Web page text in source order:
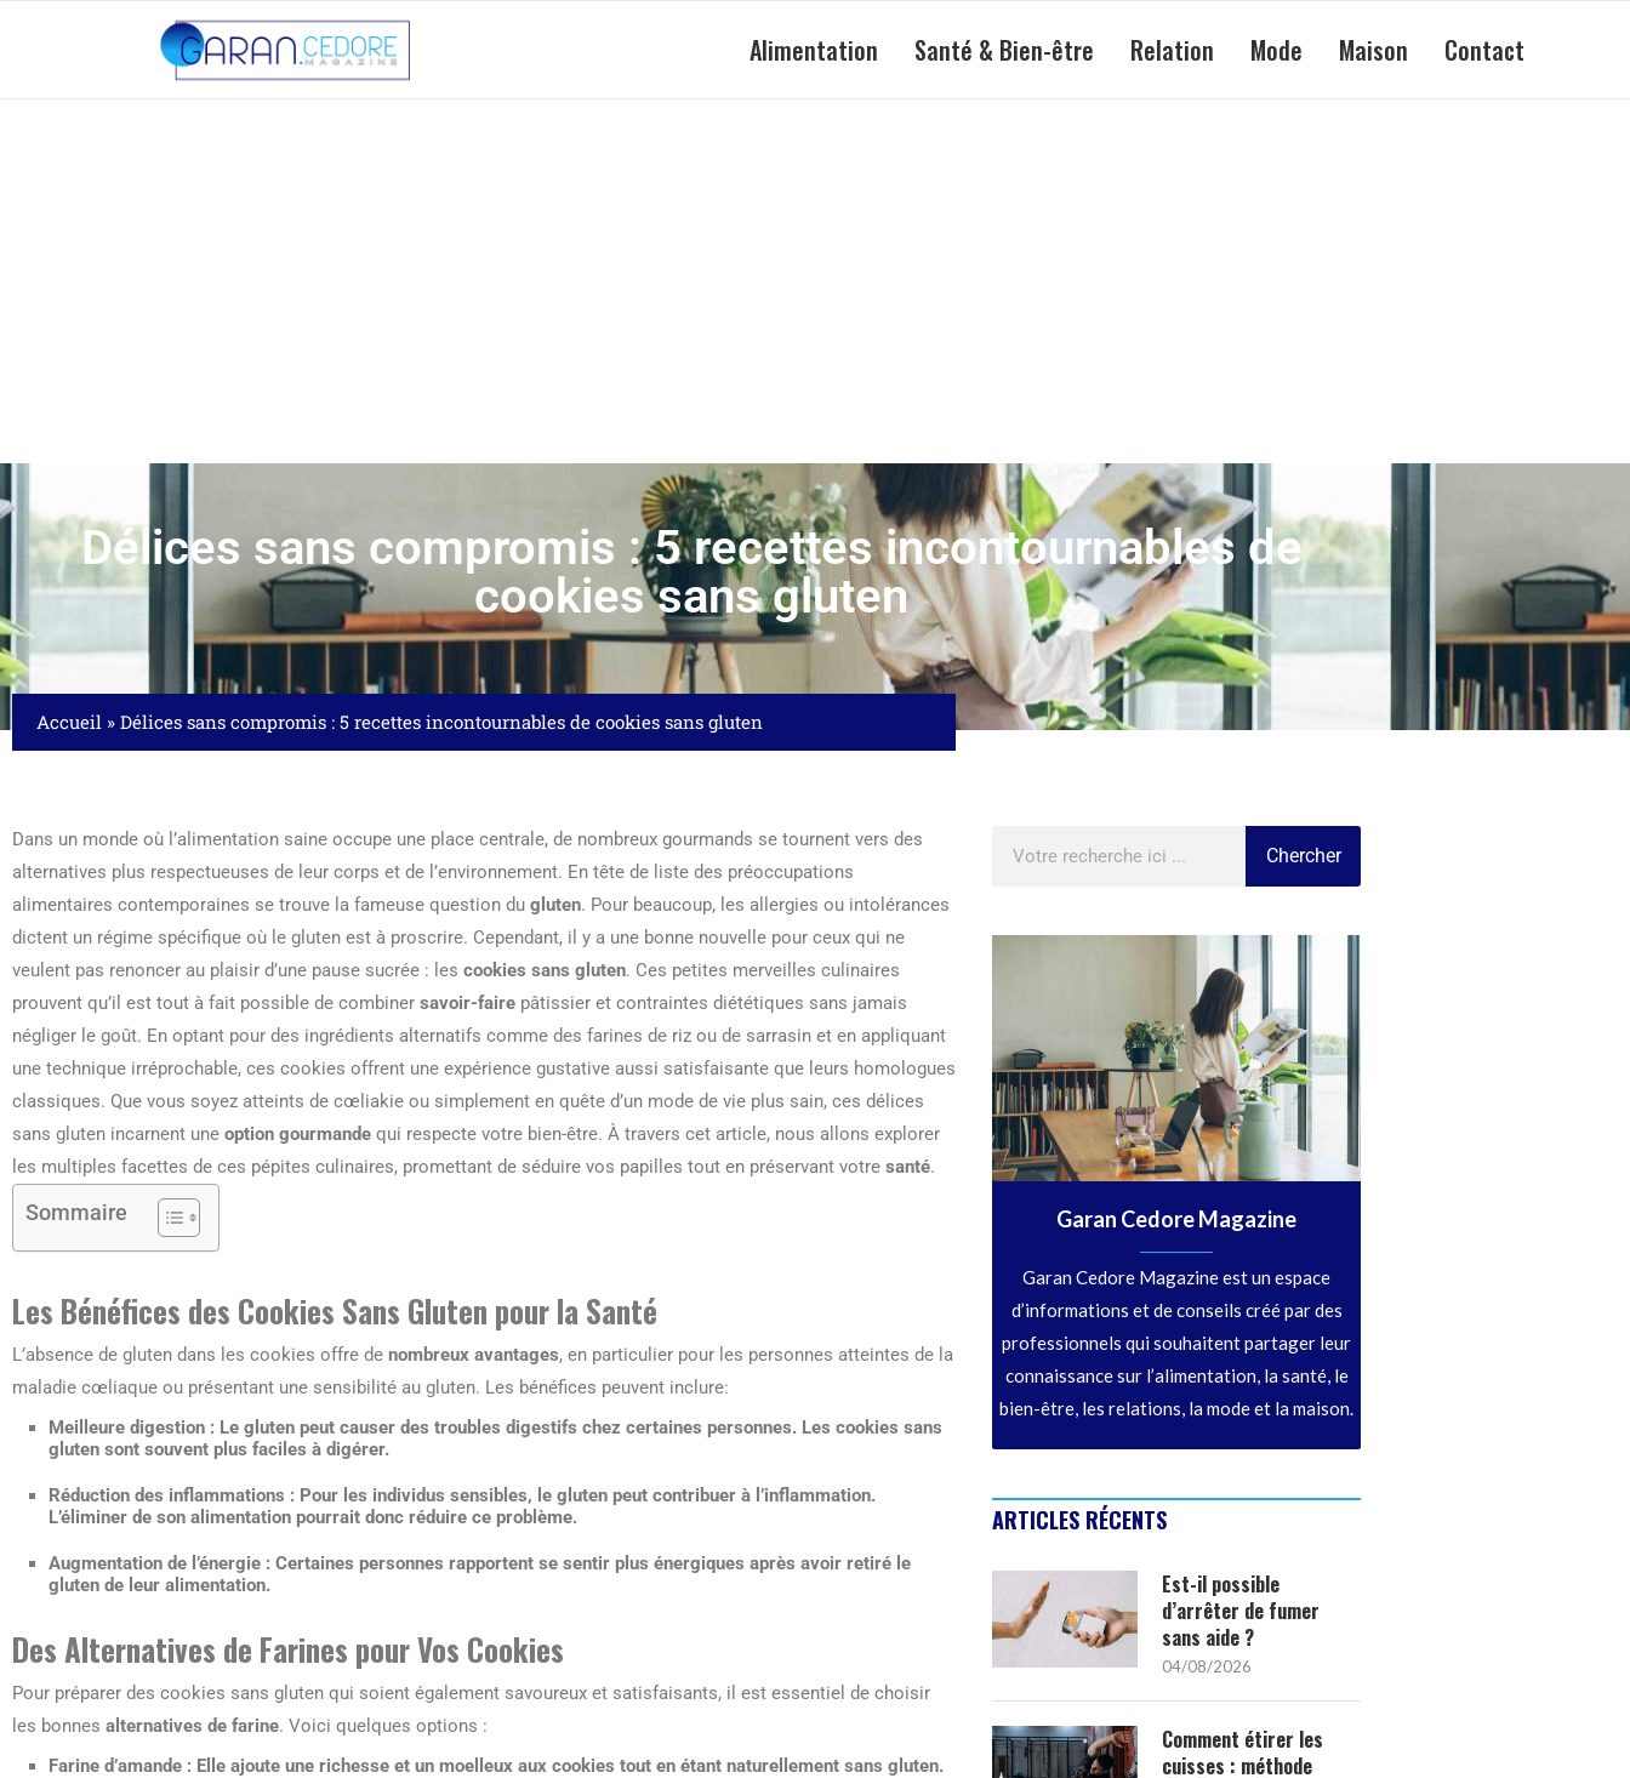
Alimentation Santé & Bien-être Relation Mode Maison Contact
Délices sans compromis : 5 recettes incontournables de
cookies sans gluten
Accueil » Délices sans compromis : 5 recettes incontournables de cookies sans gluten
Dans un monde où l’alimentation saine occupe une place centrale, de nombreux gourmands se tournent vers des
alternatives plus respectueuses de leur corps et de l’environnement. En tête de liste des préoccupations
alimentaires contemporaines se trouve la fameuse question du gluten. Pour beaucoup, les allergies ou intolérances
dictent un régime spécifique où le gluten est à proscrire. Cependant, il y a une bonne nouvelle pour ceux qui ne
veulent pas renoncer au plaisir d’une pause sucrée : les cookies sans gluten. Ces petites merveilles culinaires
prouvent qu’il est tout à fait possible de combiner savoir-faire pâtissier et contraintes diététiques sans jamais
négliger le goût. En optant pour des ingrédients alternatifs comme des farines de riz ou de sarrasin et en appliquant
une technique irréprochable, ces cookies offrent une expérience gustative aussi satisfaisante que leurs homologues
classiques. Que vous soyez atteints de cœliakie ou simplement en quête d’un mode de vie plus sain, ces délices
sans gluten incarnent une option gourmande qui respecte votre bien-être. À travers cet article, nous allons explorer
les multiples facettes de ces pépites culinaires, promettant de séduire vos papilles tout en préservant votre santé.
Sommaire
Les Bénéfices des Cookies Sans Gluten pour la Santé
L’absence de gluten dans les cookies offre de nombreux avantages, en particulier pour les personnes atteintes de la
maladie cœliaque ou présentant une sensibilité au gluten. Les bénéfices peuvent inclure:
Meilleure digestion : Le gluten peut causer des troubles digestifs chez certaines personnes. Les cookies sans
gluten sont souvent plus faciles à digérer.
Réduction des inflammations : Pour les individus sensibles, le gluten peut contribuer à l’inflammation.
L’éliminer de son alimentation pourrait donc réduire ce problème.
Augmentation de l’énergie : Certaines personnes rapportent se sentir plus énergiques après avoir retiré le
gluten de leur alimentation.
Des Alternatives de Farines pour Vos Cookies
Pour préparer des cookies sans gluten qui soient également savoureux et satisfaisants, il est essentiel de choisir
les bonnes alternatives de farine. Voici quelques options :
Farine d’amande : Elle ajoute une richesse et un moelleux aux cookies tout en étant naturellement sans gluten.
Chercher
Garan Cedore Magazine
Garan Cedore Magazine est un espace
d’informations et de conseils créé par des
professionnels qui souhaitent partager leur
connaissance sur l’alimentation, la santé, le
bien-être, les relations, la mode et la maison.
ARTICLES RÉCENTS
Est-il possible
d’arrêter de fumer
sans aide ?
04/08/2026
Comment étirer les
cuisses : méthode